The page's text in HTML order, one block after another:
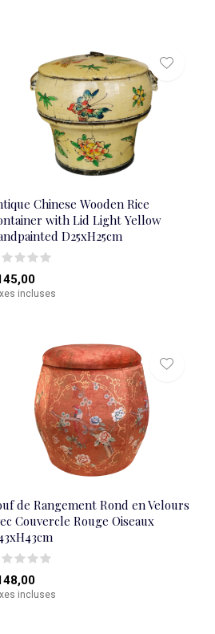
Chinese Wooden Rice
with Lid Light Yellow
D25xH25cm
incluses
de Rangement Rond en Velours
Couvercle Rouge Oiseaux
incluses